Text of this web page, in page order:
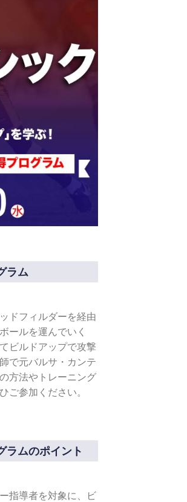
ラム
ドフィルダーを経由
ールを運んでいく
ビルドアップで攻撃
で元バルサ・カンテ
方法やトレーニング
ご参加ください。
ラムのポイント
指導者を対象に、ビ